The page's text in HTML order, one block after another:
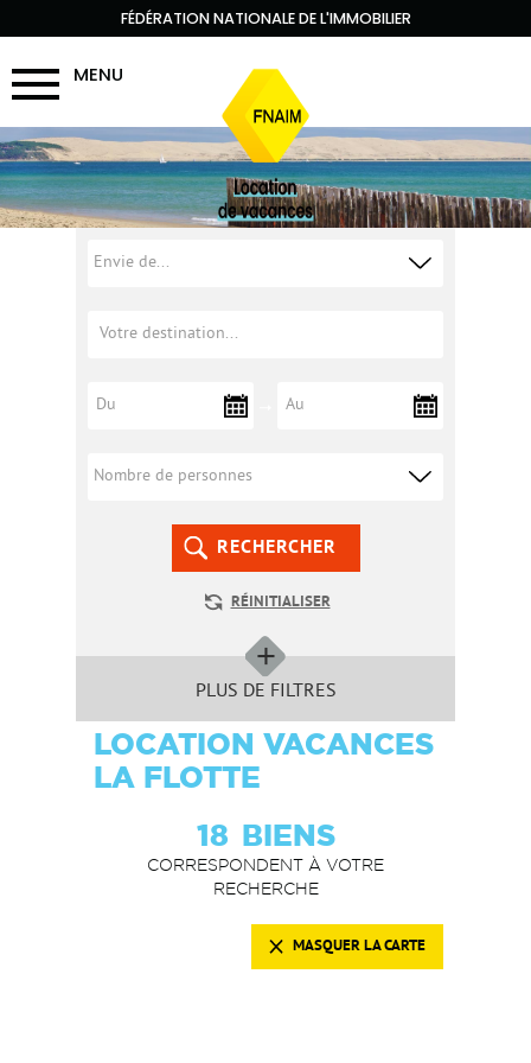
FÉDÉRATION NATIONALE DE L'IMMOBILIER
MENU
RECHERCHER
RÉINITIALISER
PLUS DE FILTRES
LOCATION VACANCES
LA FLOTTE
18 BIENS
CORRESPONDENT À VOTRE
RECHERCHE
MASQUER LA CARTE